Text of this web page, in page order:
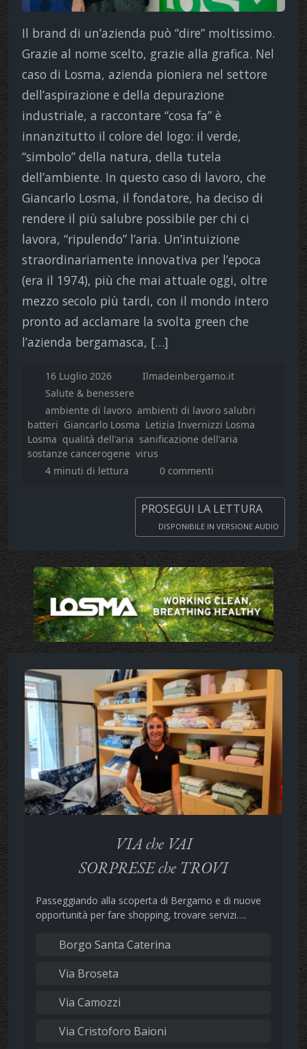
Il brand di un’azienda può “dire” moltissimo.
Grazie al nome scelto, grazie alla grafica. Nel
caso di Losma, azienda pioniera nel settore
dell’aspirazione e della depurazione
industriale, a raccontare “cosa fa” è
innanzitutto il colore del logo: il verde,
“simbolo” della natura, della tutela
dell’ambiente. In questo caso di lavoro, che
Giancarlo Losma, il fondatore, ha deciso di
rendere il più salubre possibile per chi ci
lavora, “ripulendo” l’aria. Un’intuizione
straordinariamente innovativa per l’epoca
(era il 1974), più che mai attuale oggi, oltre
mezzo secolo più tardi, con il mondo intero
pronto ad acclamare la svolta green che
l’azienda bergamasca, […]
16 Luglio 2026
Ilmadeinbergamo.it
Salute & benessere
ambiente di lavoro ambienti di lavoro salubri
batteri Giancarlo Losma Letizia Invernizzi Losma
Losma qualità dell'aria sanificazione dell'aria
sostanze cancerogene virus
4 minuti di lettura
0 commenti
PROSEGUI LA LETTURA
DISPONIBILE IN VERSIONE AUDIO
VIA che VAI
SORPRESE che TROVI
Passeggiando alla scoperta di Bergamo e di nuove
opportunità per fare shopping, trovare servizi….
Borgo Santa Caterina
Via Broseta
Via Camozzi
Via Cristoforo Baioni